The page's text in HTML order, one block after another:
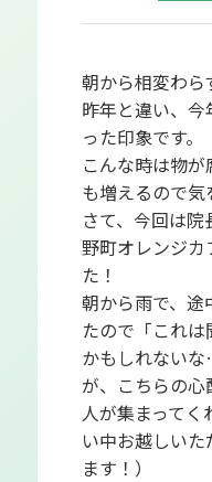
朝から相変わら
昨年と違い、
った印象です。
こんな時は物
も増えるので気
さて、今回は
野町オレンジカ
た！
朝から雨で、途
たので「これ
かもしれない
が、こちらの
人が集まって
い中お越しい
ます！）